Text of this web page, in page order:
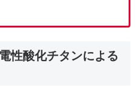
性酸化チタンによる